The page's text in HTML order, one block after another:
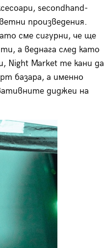
secondhand-
произведения.
сме сигурни, че ще
а веднага след като
Night Market те кани да
базара, а именно
диджеи на